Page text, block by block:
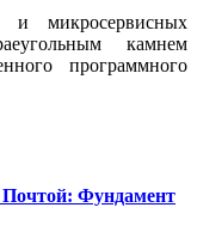
и микросервисных
камнем
программного
Фундамент